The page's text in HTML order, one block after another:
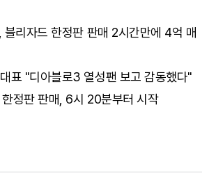
리자드 한정판 판매 2시간만에 4억 매
표 "디아블로3 열성팬 보고 감동했다"
정판 판매, 6시 20분부터 시작